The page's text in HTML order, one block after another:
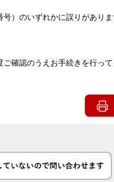
）のいずれかに誤りがありま
確認のうえお手続きを行って